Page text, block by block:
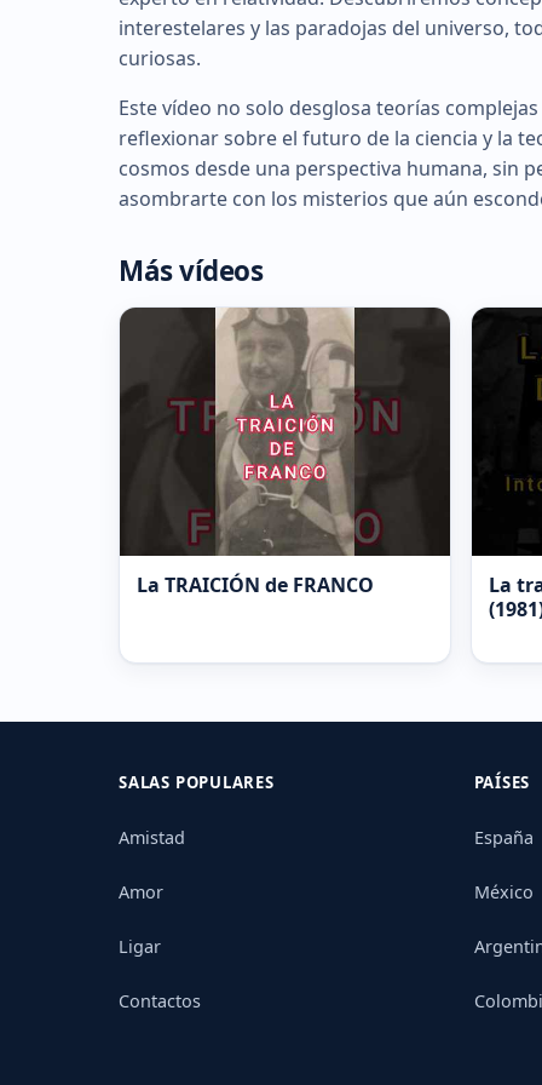
interestelares y las paradojas del universo,
curiosas.
Este vídeo no solo desglosa teorías
reflexionar sobre el futuro de la ciencia y la
cosmos desde una perspectiva humana, sin
asombrarte con los misterios que aún
Más vídeos
La TRAICIÓN de FRANCO
La
SALAS POPULARES
Amistad
Amor
Ligar
Contactos
PAÍSES
España
México